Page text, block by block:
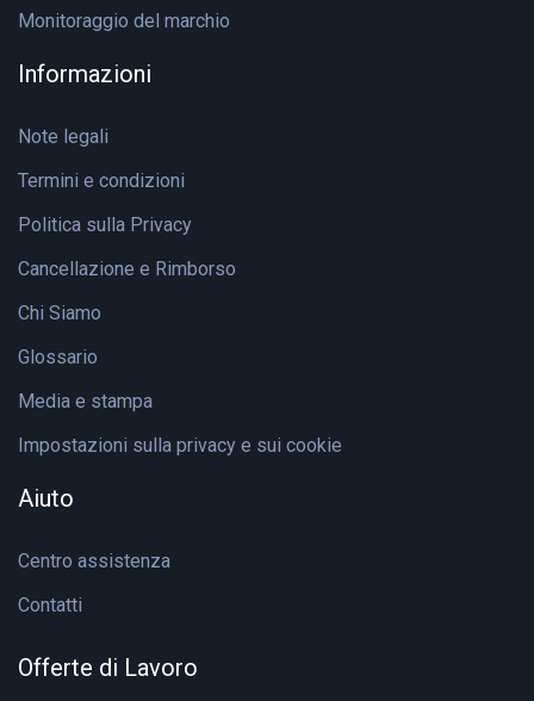
Monitoraggio del marchio
Informazioni
Note legali
Termini e condizioni
Politica sulla Privacy
Cancellazione e Rimborso
Chi Siamo
Glossario
Media e stampa
Impostazioni sulla privacy e sui cookie
Aiuto
Centro assistenza
Contatti
Offerte di Lavoro